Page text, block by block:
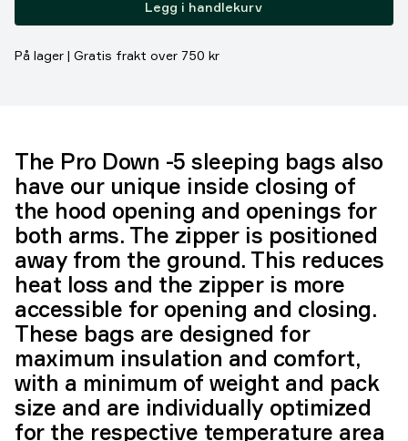
Legg i handlekurv
På lager | Gratis frakt over 750 kr
The Pro Down -5 sleeping bags also
have our unique inside closing of
the hood opening and openings for
both arms. The zipper is positioned
away from the ground. This reduces
heat loss and the zipper is more
accessible for opening and closing.
These bags are designed for
maximum insulation and comfort,
with a minimum of weight and pack
size and are individually optimized
for the respective temperature area